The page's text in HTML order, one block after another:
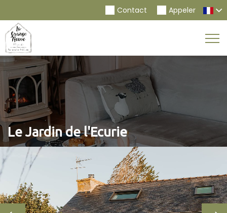
Appeler
Contact
Le Jardin de l'Ecurie